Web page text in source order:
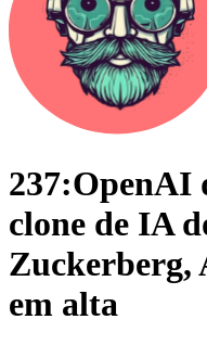
237:OpenAI
clone de IA
Zuckerberg,
em alta